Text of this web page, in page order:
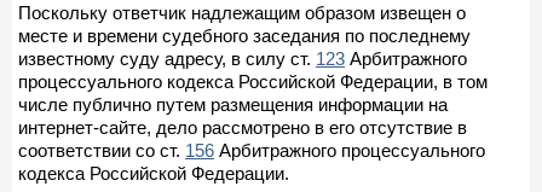
Поскольку ответчик надлежащим образом извещен о
месте и времени судебного заседания по последнему
известному суду адресу, в силу ст. 123 Арбитражного
процессуального кодекса Российской Федерации, в том
числе публично путем размещения информации на
интернет-сайте, дело рассмотрено в его отсутствие в
соответствии со ст. 156 Арбитражного процессуального
кодекса Российской Федерации.